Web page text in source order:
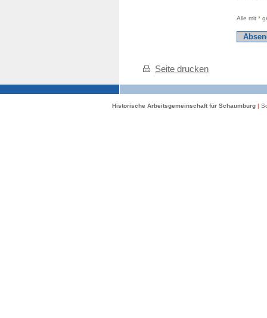
Alle mit *
Seite drucken
Historische Arbeitsgemeinschaft für Schaumburg |